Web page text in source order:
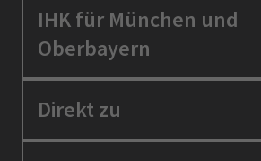
IHK für München und
Oberbayern
Standortpolitik
Direkt zu